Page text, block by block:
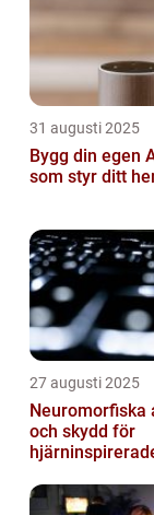
31 augusti 2025
Bygg din egen
som styr ditt
27 augusti 2025
Neuromorfiska
och skydd för